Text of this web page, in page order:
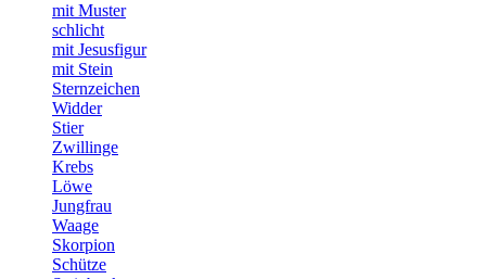
mit Muster
schlicht
mit Jesusfigur
mit Stein
Sternzeichen
Widder
Stier
Zwillinge
Krebs
Löwe
Jungfrau
Waage
Skorpion
Schütze